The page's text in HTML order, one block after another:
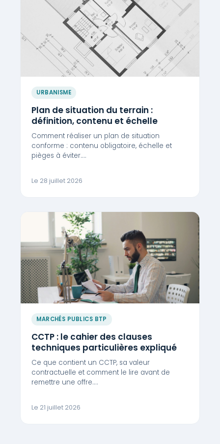
URBANISME
Plan de situation du terrain :
définition, contenu et échelle
Comment réaliser un plan de situation
conforme : contenu obligatoire, échelle et
pièges à éviter.…
Le 28 juillet 2026
MARCHÉS PUBLICS BTP
CCTP : le cahier des clauses
techniques particulières expliqué
Ce que contient un CCTP, sa valeur
contractuelle et comment le lire avant de
remettre une offre.…
Le 21 juillet 2026